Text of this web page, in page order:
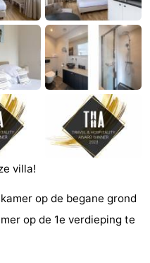
villa!
op de begane grond
op de 1e verdieping te